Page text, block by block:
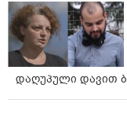
დაღუპული დავით